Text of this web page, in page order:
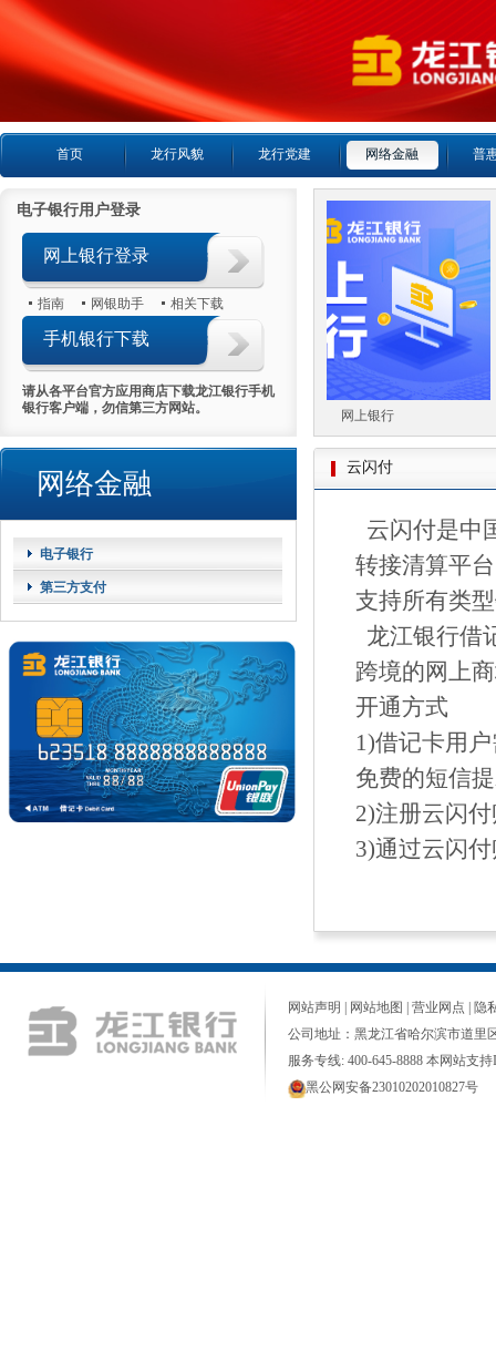
首页 龙行风貌 龙行党建 网络金融 普
电子银行用户登录
网上银行登录
指南 网银助手 相关下载
手机银行下载
请从各平台官方应用商店下载龙江银行手机
银行客户端，勿信第三方网站。
网络金融
电子银行
第三方支付
微信银行 网上银行
云闪付
云闪付是中
转接清算平
支持所有类
龙江银行借
跨境的网上
开通方式
1)借记卡用
免费的短信
2)注册云闪
3)通过云闪
网站声明 网站地图 营业网点
隐
公司地址：黑龙江省哈尔滨市道里
服务专线: 400-645-8888 本网站支持
黑公网安备23010202010827号